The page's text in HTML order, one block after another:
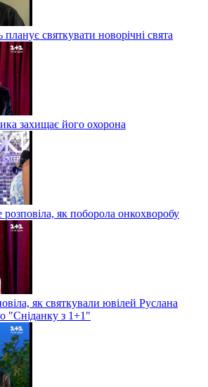
святкувати новорічні свята
захищає його охорона
як поборола онкохворобу
як святкували ювілей Руслана
"Сніданку з 1+1"